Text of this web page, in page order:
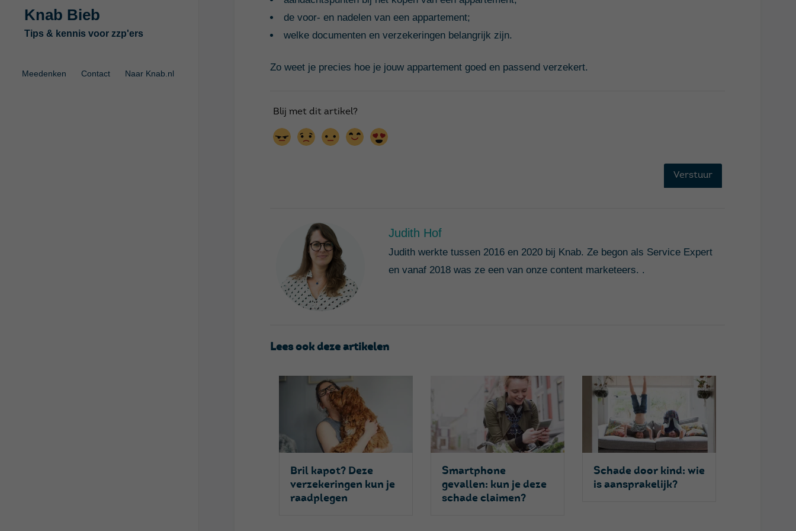
Knab Bieb
Tips & kennis voor zzp'ers
Meedenken Contact Naar Knab.nl
de voor- en nadelen van een appartement;
welke documenten en verzekeringen belangrijk zijn.
Zo weet je precies hoe je jouw appartement goed en passend verzekert.
Judith Hof
Judith werkte tussen 2016 en 2020 bij Knab. Ze begon als Service Expert
en vanaf 2018 was ze een van onze content marketeers. .
Lees ook deze artikelen
Bril kapot? Deze
verzekeringen kun je
raadplegen
Smartphone
gevallen: kun je deze
schade claimen?
Schade door kind: wie
is aansprakelijk?